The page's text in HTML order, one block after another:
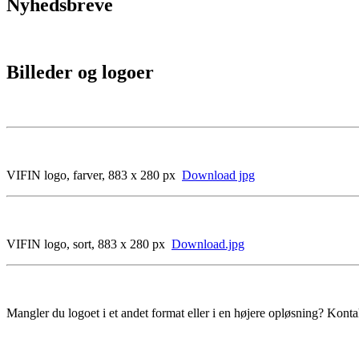
Nyhedsbreve
Billeder og logoer
VIFIN logo, farver, 883 x 280 px Download jpg
решение, особенно выгодное для новых пользователей. Процесс
VIFIN logo, sort, 883 x 280 px Download.jpg
Mangler du logoet i et andet format eller i en højere opløsning?